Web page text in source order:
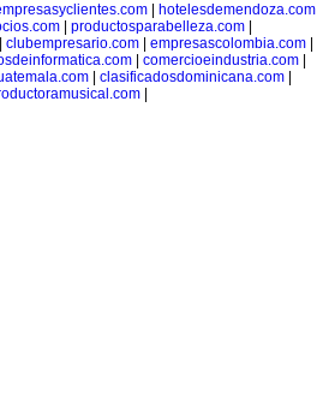
| hotelesdemendoza.com|
| productosparabelleza.com|
clubempresario.com| empresascolombia.com|
comercioeindustria.com
| clasificadosdominicana.com|
|